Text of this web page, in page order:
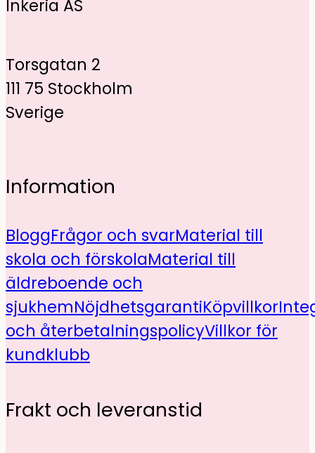
Inkeria AS
Torsgatan 2
111 75 Stockholm
Sverige
Information
BloggFrågor och svarMaterial till
skola och förskolaMaterial till
äldreboende och
sjukhemNöjdhetsgarantiKöpvillkor
och återbetalningspolicyVillkor för
kundklubb
Frakt och leveranstid